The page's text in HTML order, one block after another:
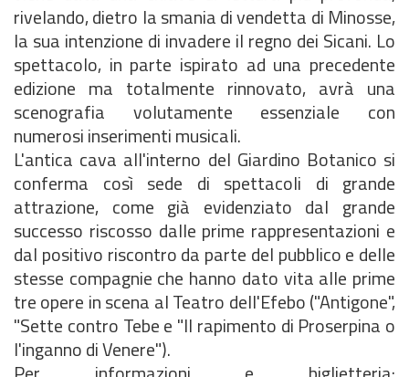
rivelando, dietro la smania di vendetta di Minosse,
la sua intenzione di invadere il regno dei Sicani. Lo
spettacolo, in parte ispirato ad una precedente
edizione ma totalmente rinnovato, avrà una
scenografia volutamente essenziale con
numerosi inserimenti musicali.
L'antica cava all'interno del Giardino Botanico si
conferma così sede di spettacoli di grande
attrazione, come già evidenziato dal grande
successo riscosso dalle prime rappresentazioni e
dal positivo riscontro da parte del pubblico e delle
stesse compagnie che hanno dato vita alle prime
tre opere in scena al Teatro dell'Efebo ("Antigone",
"Sette contro Tebe e "Il rapimento di Proserpina o
l'inganno di Venere").